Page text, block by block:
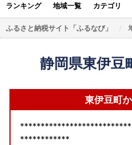
ランキング 地域一覧 カテゴリ
ふるさと納税サイト「ふるなび」
静岡県東伊豆
東伊豆町
************